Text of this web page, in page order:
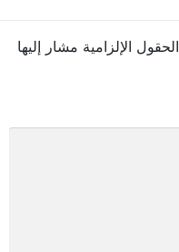
الحقول الإلزامية مشار إليها